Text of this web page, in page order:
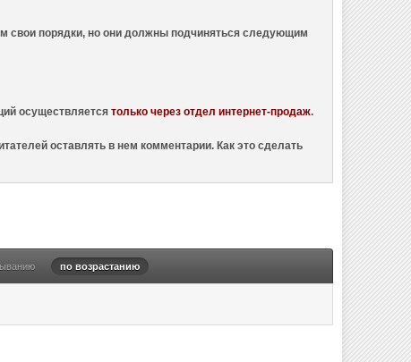
свои порядки, но они должны подчиняться следующим
осуществляетсятолько через отдел интернет-продаж.
оставлять в нем комментарии. Как это сделать
по возрастанию